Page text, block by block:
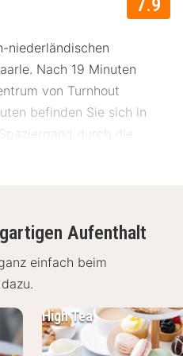
7.9
niederländischen
Nach 19 Minuten
von Turnhout
befinden Sie sich in
durch die
Sie auf das Fahrrad und
sind standardmäßig mit
und einem
und/oder Dusche
reichhaltiges Frühstück,
Brasserie des Hotels
zum Mittag- und
Aufenthalt
einfach beim
High Tea